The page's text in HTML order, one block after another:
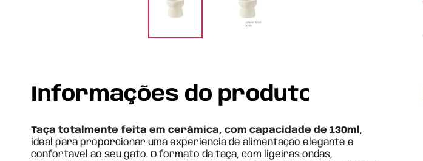
Informações do produto
Taça totalmente feita em cerâmica, com capacidade de 130ml ,
ideal para proporcionar uma experiência de alimentação elegante e
confortável ao seu gato. O formato da taça, com ligeiras ondas,